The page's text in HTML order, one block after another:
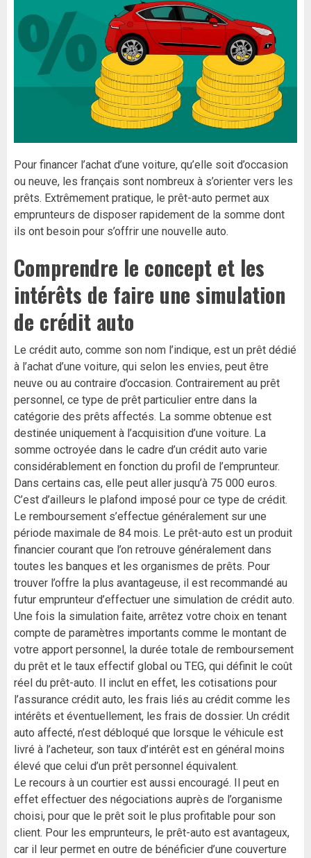
Pour financer l’achat d’une voiture, qu’elle soit d’occasion
ou neuve, les français sont nombreux à s’orienter vers les
prêts. Extrêmement pratique, le prêt-auto permet aux
emprunteurs de disposer rapidement de la somme dont
ils ont besoin pour s’offrir une nouvelle auto.
Comprendre le concept et les
intérêts de faire une simulation
de crédit auto
Le crédit auto, comme son nom l’indique, est un prêt dédié
à l’achat d’une voiture, qui selon les envies, peut être
neuve ou au contraire d’occasion. Contrairement au prêt
personnel, ce type de prêt particulier entre dans la
catégorie des prêts affectés. La somme obtenue est
destinée uniquement à l’acquisition d’une voiture. La
somme octroyée dans le cadre d’un crédit auto varie
considérablement en fonction du profil de l’emprunteur.
Dans certains cas, elle peut aller jusqu’à 75 000 euros.
C’est d’ailleurs le plafond imposé pour ce type de crédit.
Le remboursement s’effectue généralement sur une
période maximale de 84 mois. Le prêt-auto est un produit
financier courant que l’on retrouve généralement dans
toutes les banques et les organismes de prêts. Pour
trouver l’offre la plus avantageuse, il est recommandé au
futur emprunteur d’effectuer une simulation de crédit auto.
Une fois la simulation faite, arrêtez votre choix en tenant
compte de paramètres importants comme le montant de
votre apport personnel, la durée totale de remboursement
du prêt et le taux effectif global ou TEG, qui définit le coût
réel du prêt-auto. Il inclut en effet, les cotisations pour
l’assurance crédit auto, les frais liés au crédit comme les
intérêts et éventuellement, les frais de dossier. Un crédit
auto affecté, n’est débloqué que lorsque le véhicule est
livré à l’acheteur, son taux d’intérêt est en général moins
élevé que celui d’un prêt personnel équivalent.
Le recours à un courtier est aussi encouragé. Il peut en
effet effectuer des négociations auprès de l’organisme
choisi, pour que le prêt soit le plus profitable pour son
client. Pour les emprunteurs, le prêt-auto est avantageux,
car il leur permet en outre de bénéficier d’une couverture